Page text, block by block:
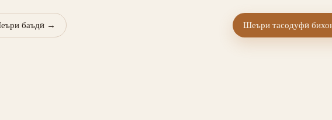
баъдӣ → Шеъри тасодуфӣ